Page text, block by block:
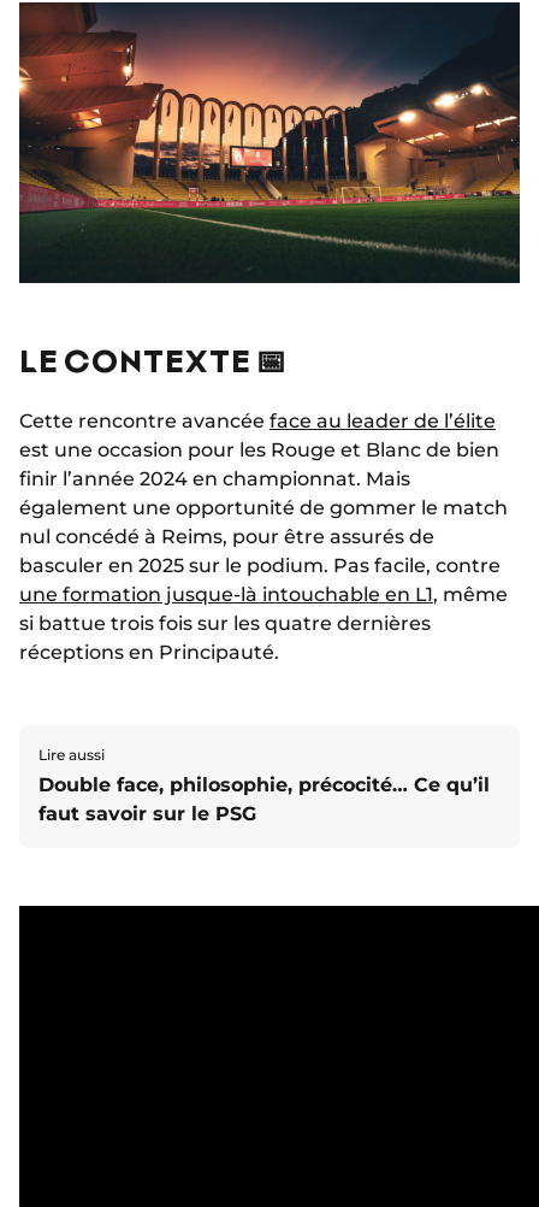
LE CONTEXTE 📅
Cette rencontre avancée face au leader de l’élite
est une occasion pour les Rouge et Blanc de bien
finir l’année 2024 en championnat. Mais
également une opportunité de gommer le match
nul concédé à Reims, pour être assurés de
basculer en 2025 sur le podium. Pas facile, contre
une formation jusque-là intouchable en L1, même
si battue trois fois sur les quatre dernières
réceptions en Principauté.
Lire aussi
Double face, philosophie, précocité… Ce qu’il
faut savoir sur le PSG